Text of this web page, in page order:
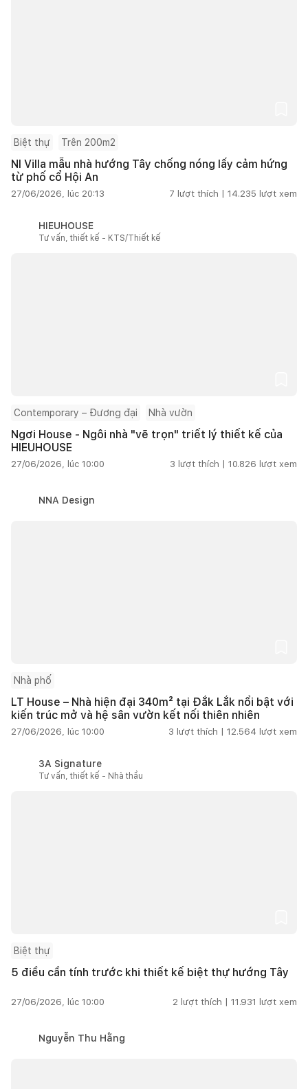
Biệt thự Trên 200m2
NI Villa mẫu nhà hướng Tây chống nóng lấy cảm hứng
từ phố cổ Hội An
27/06/2026, lúc 20:13 7 lượt thích | 14.235 lượt xem
HIEUHOUSE
Tư vấn, thiết kế - KTS/Thiết kế
Contemporary – Đương đại Nhà vườn
Ngơi House - Ngôi nhà "vẽ trọn" triết lý thiết kế của
HIEUHOUSE
27/06/2026, lúc 10:00 3 lượt thích | 10.826 lượt xem
NNA Design
Nhà phố
LT House – Nhà hiện đại 340m² tại Đắk Lắk nổi bật với
kiến trúc mở và hệ sân vườn kết nối thiên nhiên
27/06/2026, lúc 10:00 3 lượt thích | 12.564 lượt xem
3A Signature
Tư vấn, thiết kế - Nhà thầu
Biệt thự
5 điều cần tính trước khi thiết kế biệt thự hướng Tây
27/06/2026, lúc 10:00 2 lượt thích | 11.931 lượt xem
Nguyễn Thu Hằng